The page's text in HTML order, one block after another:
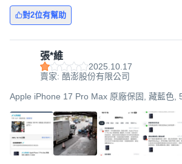
對2位有幫助
張*維
2025.10.17
賣家: 酷澎股份有限公司
Apple iPhone 17 Pro Max 原廠保固, 藏藍色,